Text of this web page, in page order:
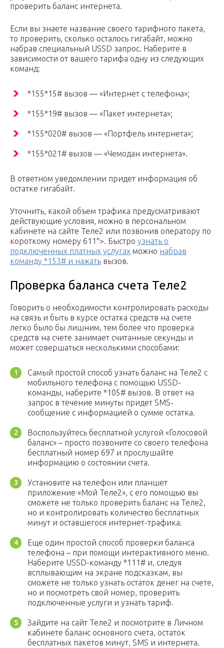
проверить баланс интернета.
Если вы знаете название своего тарифного пакета,
то проверить, сколько осталось гигабайт, можно
набрав специальный USSD запрос. Наберите в
зависимости от вашего тарифа одну из следующих
команд:
*155*15# вызов — «Интернет с телефона»;
*155*19# вызов — «Пакет интернета»;
*155*020# вызов — «Портфель интернета»;
*155*021# вызов — «Чемодан интернета».
В ответном уведомлении придет информация об
остатке гигабайт.
Уточнить, какой объем трафика предусматривают
действующие условия, можно в персональном
кабинете на сайте Теле2 или позвонив оператору по
короткому номеру 611″>. Быстро узнать о
подключенных платных услугах можно набрав
команду *153# и нажать вызов.
Проверка баланса счета Теле2
Говорить о необходимости контролировать расходы
на связь и быть в курсе остатка средств на счете
легко было бы лишним, тем более что проверка
средств на счете занимает считанные секунды и
может совершаться несколькими способами:
Самый простой способ узнать баланс на Теле2 с
мобильного телефона с помощью USSD-
команды, наберите *105# вызов. В ответ на
запрос в течение минуты придет SMS-
сообщение с информацией о сумме остатка.
Воспользуйтесь бесплатной услугой «Голосовой
баланс» – просто позвоните со своего телефона
бесплатный номер 697 и прослушайте
информацию о состоянии счета.
Установите на телефон или планшет
приложение «Мой Теле2», с его помощью вы
сможете не только проверить баланс на Теле2,
но и контролировать количество бесплатных
минут и оставшегося интернет-трафика.
Еще один простой способ проверки баланса
телефона – при помощи интерактивного меню.
Наберите USSD-команду *111# и, следуя
всплывающим на экране подсказкам, вы
сможете не только узнать остаток денег на счете,
но и посмотреть свой номер, проверить
подключенные услуги и узнать тариф.
Зайдите на сайт Теле2 и посмотрите в Личном
кабинете баланс основного счета, остаток
бесплатных пакетов минут, SMS и интернета.